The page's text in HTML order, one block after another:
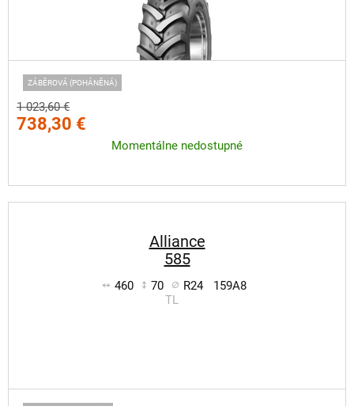
ZÁBĚROVÁ (POHÁNĚNÁ)
1 023,60 €
738,30 €
Momentálne nedostupné
Alliance
585
460 70 R24
159A8
TL